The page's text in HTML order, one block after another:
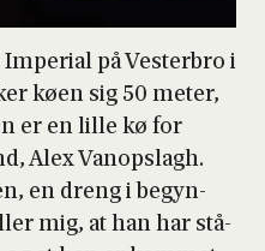
på Vester­bro i
køen sig 50 meter,
er en lil­le kø for
Alex Vanop­slagh.
en dreng i begyn­
mig, at han har stå­